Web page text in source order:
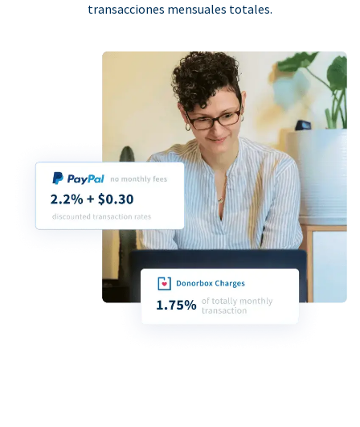
transacciones mensuales totales.